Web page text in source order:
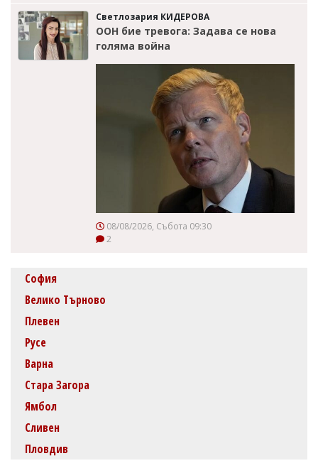
Светлозария КИДЕРОВА
ООН бие тревога: Задава се нова
голяма война
08/08/2026, Събота 09:30
2
София
Велико Търново
Плевен
Русе
Варна
Стара Загора
Ямбол
Сливен
Пловдив